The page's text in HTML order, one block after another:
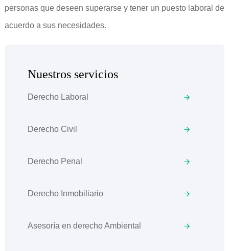
personas que deseen superarse y tener un puesto laboral de
acuerdo a sus necesidades.
Nuestros servicios
Derecho Laboral
Derecho Civil
Derecho Penal
Derecho Inmobiliario
Asesoría en derecho Ambiental